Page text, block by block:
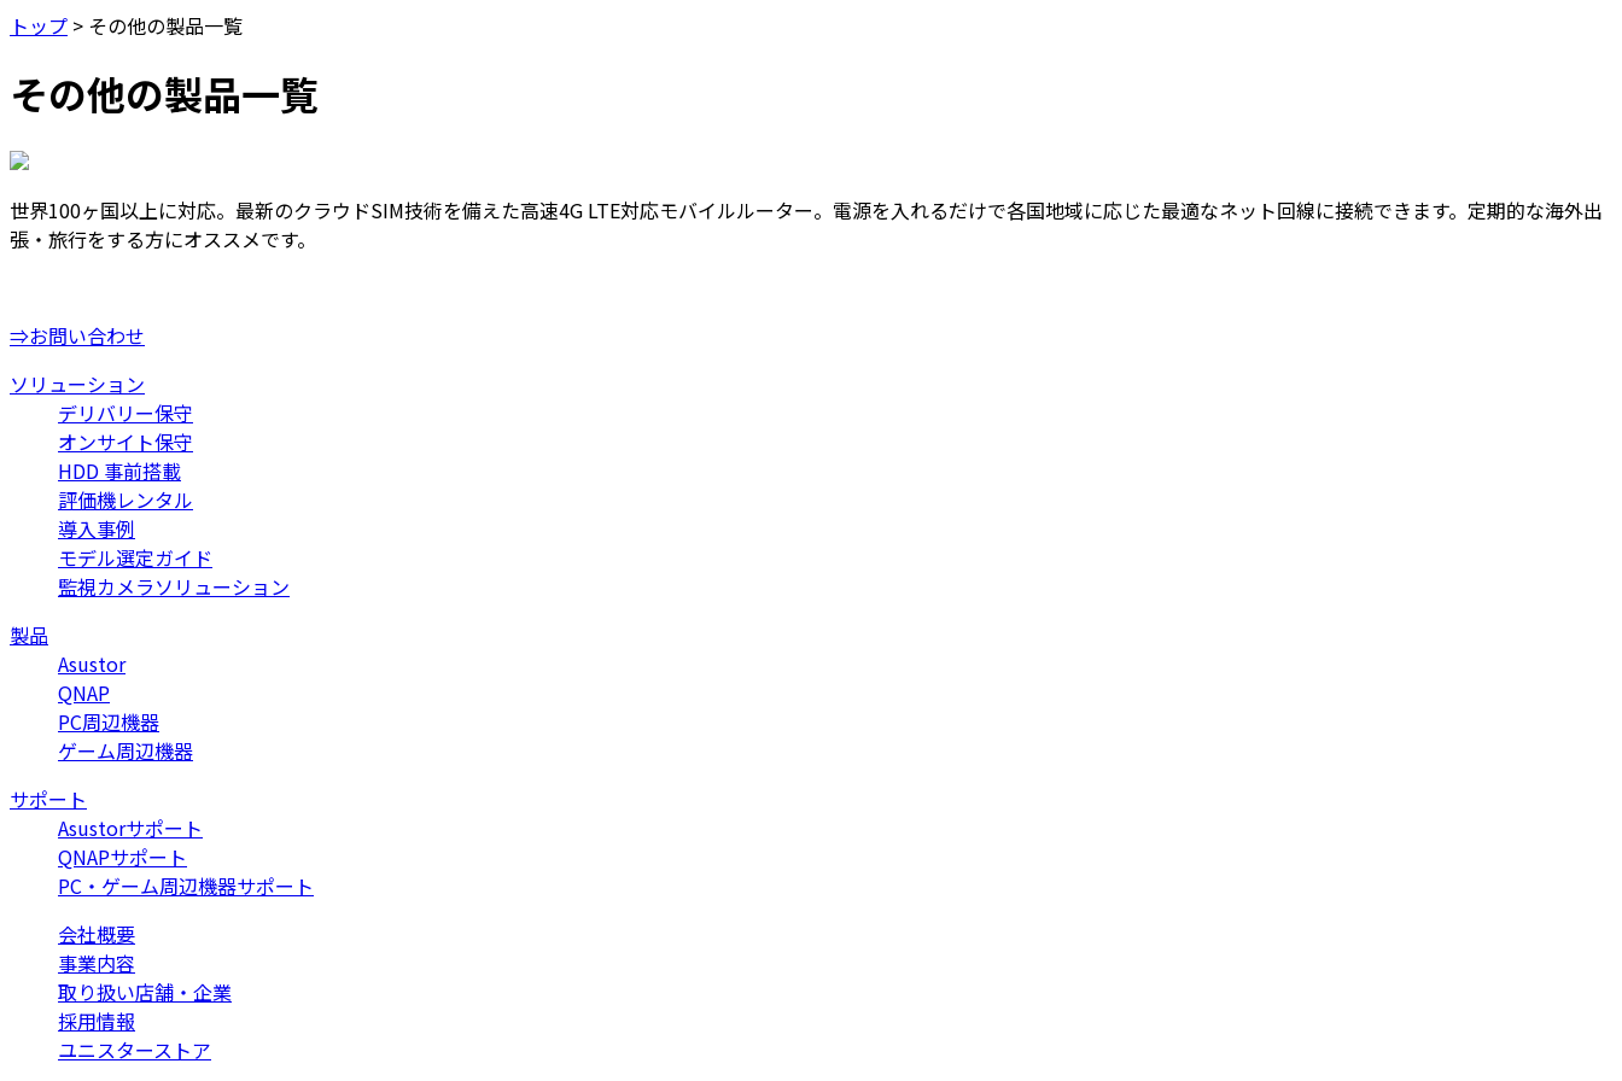
トップ > その他の製品一覧
その他の製品一覧
世界100ヶ国以上に対応。最新のクラウドSIM技術を備えた高速4G LTE対応モバイルルーター。電源を入れるだけで各国地域に応じた最適なネット回線に接続できます。定期的な海外出
張・旅行をする方にオススメです。
⇒お問い合わせ
ソリューション
デリバリー保守
オンサイト保守
HDD 事前搭載
評価機レンタル
導入事例
モデル選定ガイド
監視カメラソリューション
製品
Asustor
QNAP
PC周辺機器
ゲーム周辺機器
サポート
Asustorサポート
QNAPサポート
PC・ゲーム周辺機器サポート
会社概要
事業内容
取り扱い店舗・企業
採用情報
ユニスターストア